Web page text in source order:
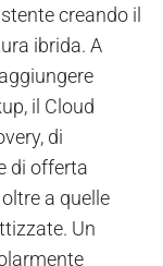
creando il
ibrida. A
il Cloud
di
di offerta
a quelle
Un